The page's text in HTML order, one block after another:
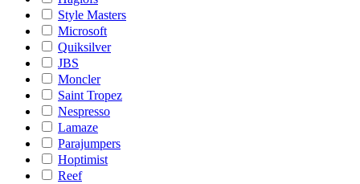
Style Masters
Microsoft
Quiksilver
JBS
Moncler
Saint Tropez
Nespresso
Lamaze
Parajumpers
Hoptimist
Reef